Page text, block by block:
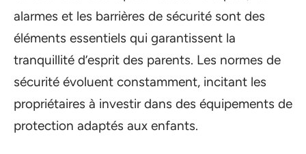
alarmes et les barrières de sécurité sont des
éléments essentiels qui garantissent la
tranquillité d’esprit des parents. Les normes de
sécurité évoluent constamment, incitant les
propriétaires à investir dans des équipements de
protection adaptés aux enfants.